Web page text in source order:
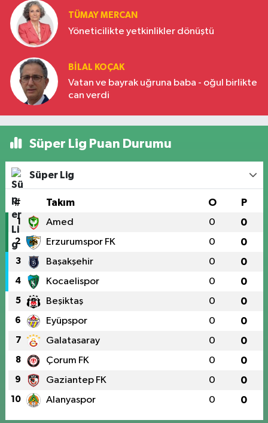
TÜMAY MERCAN
Yöneticilikte yetkinlikler dönüştü
BILAL KOÇAK
Vatan ve bayrak uğruna baba - oğul birlikte
can verdi
Süper Lig Puan Durumu
Süper Lig
# Takım O P
1 Amed 0 0
2 Erzurumspor FK 0 0
3 Başakşehir 0 0
4 Kocaelispor 0 0
5 Beşiktaş 0 0
6 Eyüpspor 0 0
7 Galatasaray 0 0
8 Çorum FK 0 0
9 Gaziantep FK 0 0
10 Alanyaspor 0 0